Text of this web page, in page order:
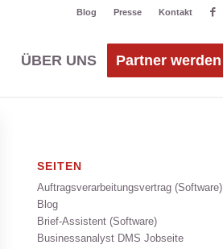
Blog Presse Kontakt
ÜBER UNS Partner werden
SEITEN
Auftragsverarbeitungsvertrag (Software)
Blog
Brief-Assistent (Software)
Businessanalyst DMS Jobseite